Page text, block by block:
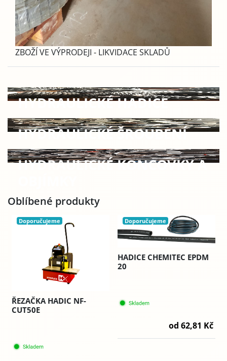
ZBOŽÍ VE VÝPRODEJI - LIKVIDACE SKLADŮ
HYDRAULICKÉ HADICE
HYDRAULICKÉ ŠROUBENÍ
HYDRAULICKÉ KONCOVKY A
Oblíbené produkty
Doporučujeme
ŘEZAČKA HADIC NF-
CUT50E
Doporučujeme
HADICE CHEMITEC EPDM
20
od 62,81 Kč